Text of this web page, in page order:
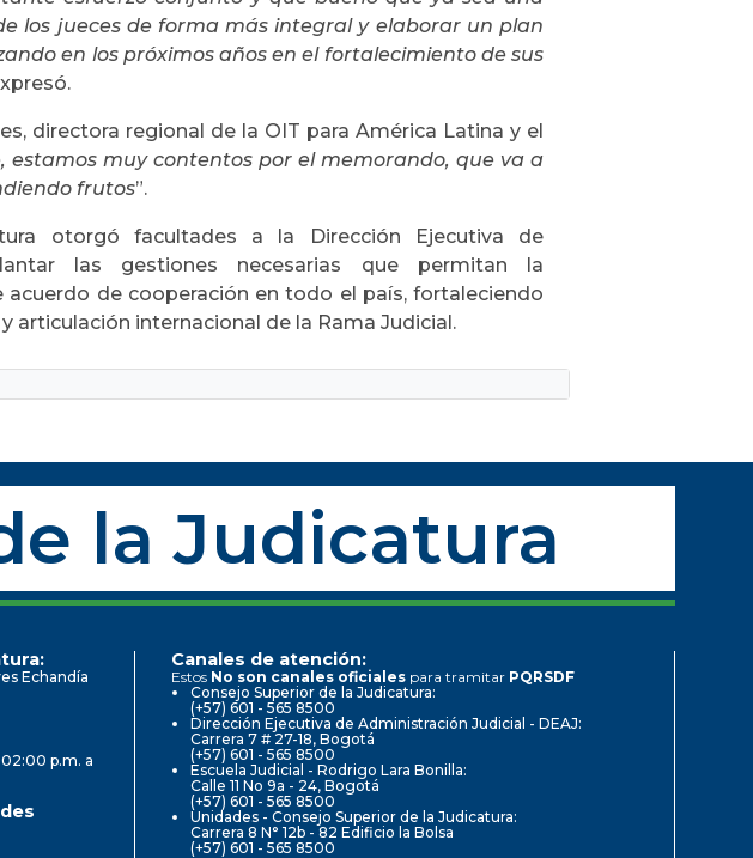
los jueces de forma más integral y elaborar un plan
en los próximos años en el fortalecimiento de sus
directora regional de la OIT para América Latina y el
estamos muy contentos por el memorando, que va a
frutos”.
otorgó facultades a la Dirección Ejecutiva de
las gestiones necesarias que permitan la
de cooperación en todo el país, fortaleciendo
articulación internacional de la Rama Judicial.
la Judicatura
Echandía
p.m. a
Canales de atención:
Estos No son canales oficiales para tramitar PQRSDF
Consejo Superior de la Judicatura:
(+57) 601 - 565 8500
Dirección Ejecutiva de Administración Judicial - DEAJ:
Carrera 7 # 27-18, Bogotá
(+57) 601 - 565 8500
Escuela Judicial - Rodrigo Lara Bonilla:
Calle 11 No 9a - 24, Bogotá
(+57) 601 - 565 8500
Unidades - Consejo Superior de la Judicatura:
Carrera 8 N° 12b - 82 Edificio la Bolsa
(+57) 601 - 565 8500